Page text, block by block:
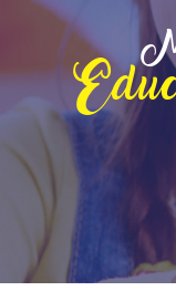
COLÉGIO
NÍVEIS DE
HIGH SCHOOL